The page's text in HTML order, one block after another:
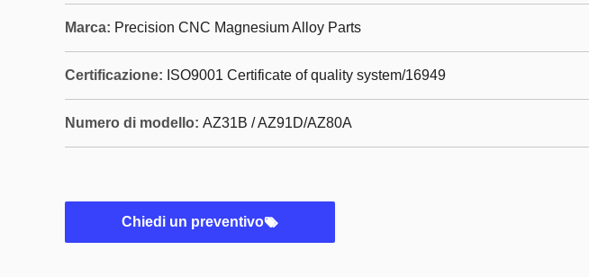
Marca: Precision CNC Magnesium Alloy Parts
Certificazione: ISO9001 Certificate of quality system/16949
Numero di modello: AZ31B / AZ91D/AZ80A
Chiedi un preventivo